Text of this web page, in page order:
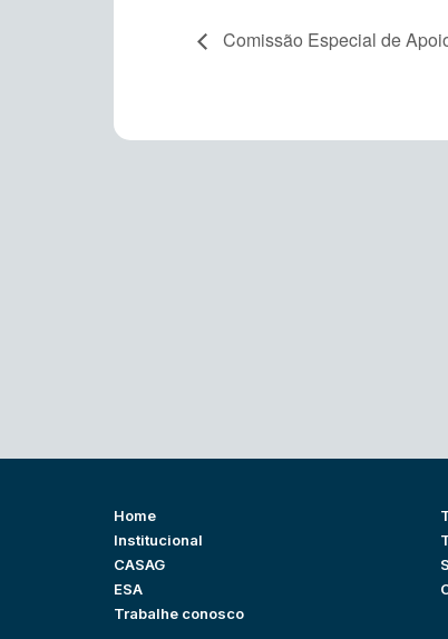
Comissão Especial de
Home
Institucional
CASAG
ESA
Trabalhe conosco